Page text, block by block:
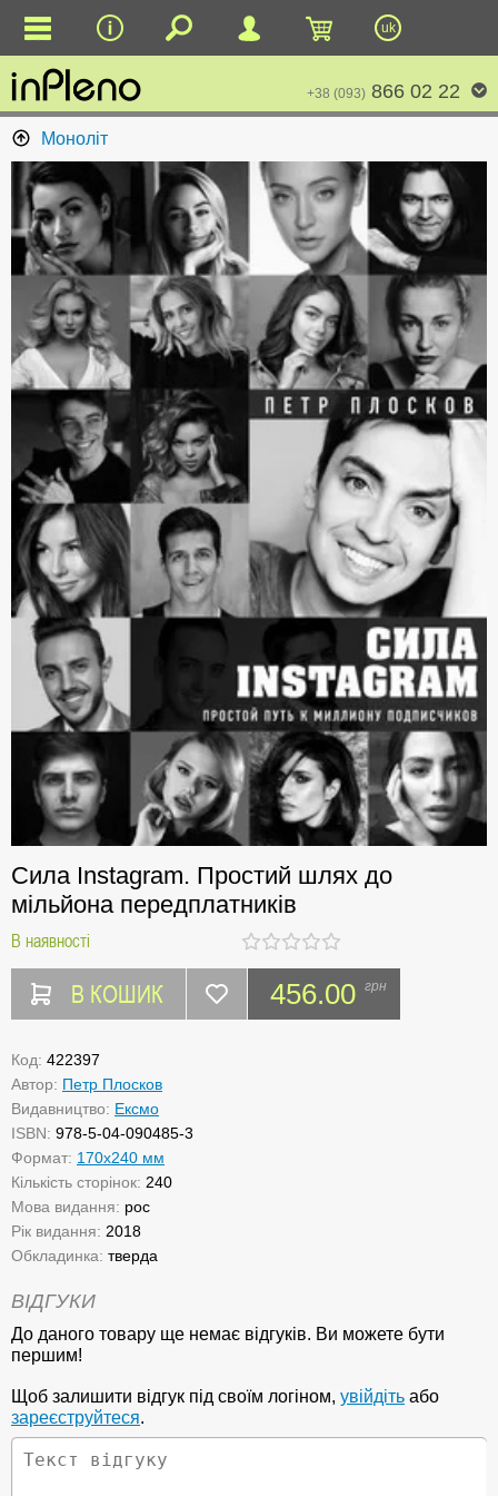
uk
+38 (093) 866 02 22
Моноліт
Сила Instagram. Простий шлях до
мільйона передплатників
В наявності
В КОШИК 456.00 грн
Код: 422397
Автор: Петр Плосков
Видавництво: Ексмо
ISBN: 978-5-04-090485-3
Формат: 170x240 мм
Кількість сторінок: 240
Мова видання: рос
Рік видання: 2018
Обкладинка: тверда
ВІДГУКИ
До даного товару ще немає відгуків. Ви можете бути
першим!
Щоб залишити відгук під своїм логіном, увійдіть або
зареєструйтеся.